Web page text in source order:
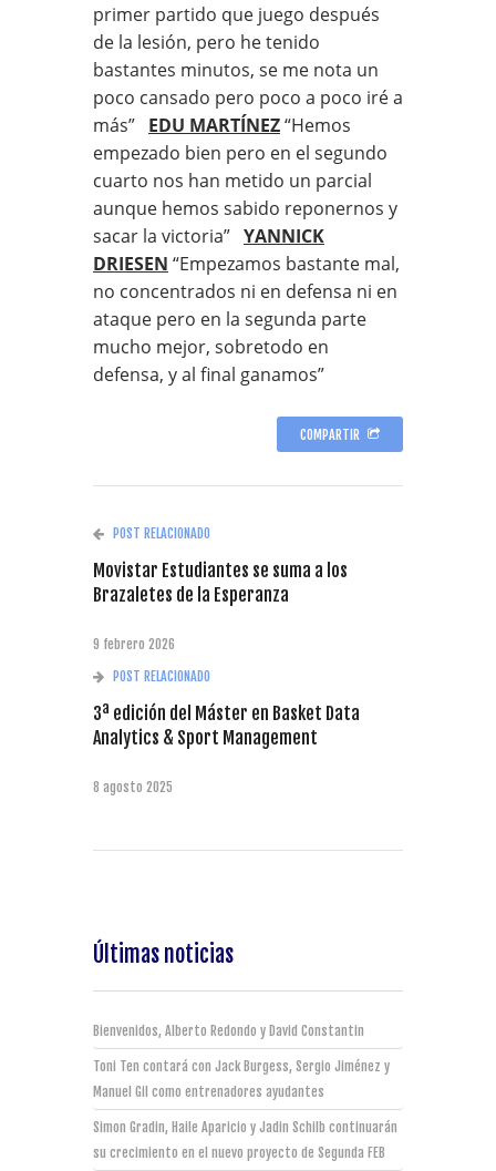
primer partido que juego después
de la lesión, pero he tenido
bastantes minutos, se me nota un
poco cansado pero poco a poco iré a
más” EDU MARTÍNEZ“Hemos
empezado bien pero en el segundo
cuarto nos han metido un parcial
aunque hemos sabido reponernos y
sacar la victoria” YANNICK
DRIESEN “Empezamos bastante mal,
no concentrados ni en defensa ni en
ataque pero en la segunda parte
mucho mejor, sobretodo en
defensa, y al final ganamos”
COMPARTIR
POST RELACIONADO
Movistar Estudiantes se suma a los
Brazaletes de la Esperanza
9 febrero 2026
POST RELACIONADO
3ª edición del Máster en Basket Data
Analytics & Sport Management
8 agosto 2025
Últimas noticias
Bienvenidos, Alberto Redondo y David Constantin
Toni Ten contará con Jack Burgess, Sergio Jiménez y
Manuel Gil como entrenadores ayudantes
Simon Gradin, Haile Aparicio y Jadin Schilb continuarán
su crecimiento en el nuevo proyecto de Segunda FEB